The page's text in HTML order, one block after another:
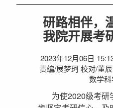
研路相伴
我院开展考
2023年12月06日
责编/展梦珂 校对/董
数学
为使2020级考研